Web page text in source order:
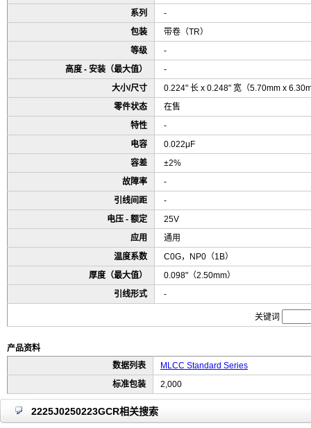
系列
-
包装
带卷（TR）
等级
-
高度 - 安装（最大值）
-
大小/尺寸
0.224" 长 x 0.248" 宽（5.70mm x
零件状态
在售
特性
-
电容
0.022μF
容差
±2%
故障率
-
引线间距
-
电压 - 额定
25V
应用
通用
温度系数
C0G，NP0（1B）
厚度（最大值）
0.098"（2.50mm）
引线形式
-
关键词
产品资料
数据列表
MLCC Standard Series
标准包装
2,000
2225J0250223GCR相关搜索